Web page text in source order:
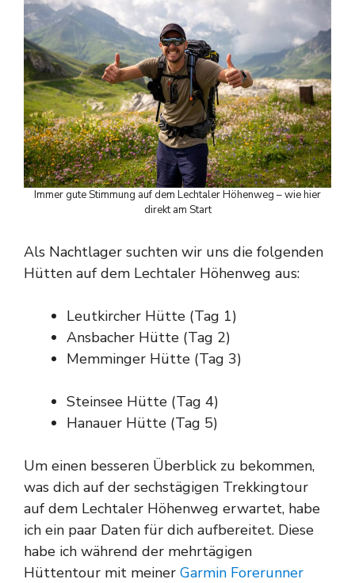
Immer gute Stimmung auf dem Lechtaler Höhenweg – wie hier
direkt am Start
Als Nachtlager suchten wir uns die folgenden
Hütten auf dem Lechtaler Höhenweg aus:
Leutkircher Hütte (Tag 1)
Ansbacher Hütte (Tag 2)
Memminger Hütte (Tag 3)
Steinsee Hütte (Tag 4)
Hanauer Hütte (Tag 5)
Um einen besseren Überblick zu bekommen,
was dich auf der sechstägigen Trekkingtour
auf dem Lechtaler Höhenweg erwartet, habe
ich ein paar Daten für dich aufbereitet. Diese
habe ich während der mehrtägigen
Hüttentour mit meiner Garmin Forerunner